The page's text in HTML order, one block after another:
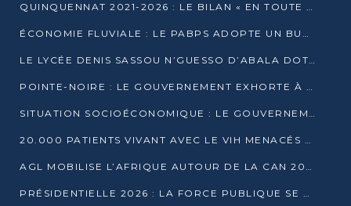
QUINQUENNAT 2021-2026 : LE BILAN « EN TOUTE TRANSPARENCE » PRÉSENTÉ À LA PRESSE
ÉCONOMIE FLUVIALE : LE PABPS ADOPTE UN BUDGET 2026 DE PLUS DE 2,7 MILLIARDS FCFA
LE LYCÉE DENIS SASSOU N’GUESSO D’ABALA DOTÉ D’UNE SALLE MULTIMÉDIA
POINTE-NOIRE : LE GOUVERNEMENT EXHORTE À UN USAGE RESPONSABLE DU NOUVEAU MATÉRIEL MUNICIPAL
SITUATION SOCIOÉCONOMIQUE : LE GOUVERNEMENT INTERPELLÉ DEVANT LE SÉNAT
20.000 PATIENTS VIVANT AVEC LE VIH MENACÉS D’ARRÊT DE TRAITEMENT
AGL MOBILISE L’AFRIQUE AUTOUR DE LA CAN 2025
PRÉSIDENTIELLE 2026 : LA FORCE PUBLIQUE SE PRÉPARE À SÉCURISER LE SCRUTIN